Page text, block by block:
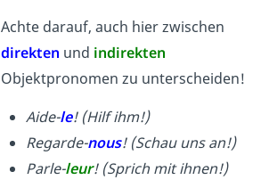
Achte darauf, auch hier zwischen
direkten und indirekten
Objektpronomen zu unterscheiden!
Aide-le! (Hilf ihm!)
Regarde-nous! (Schau uns an!)
Parle-leur! (Sprich mit ihnen!)